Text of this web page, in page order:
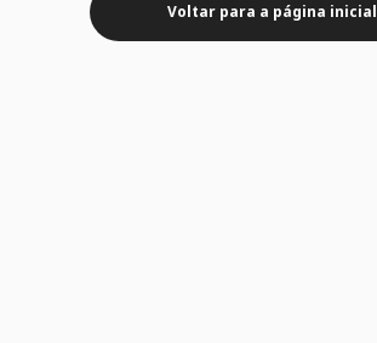
Voltar para a página inicial